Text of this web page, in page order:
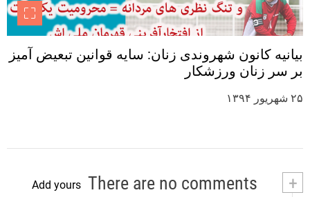
بیانیه کانون شهروندی زنان: سایه قوانین تبعیض آمیز
بر سر زنان ورزشکار
۲۵ شهریور ۱۳۹۴
+
Add yours